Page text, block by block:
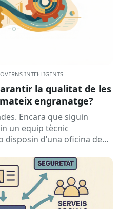
INTEL·LIGENTS
la qualitat de les
engranatge?
Encara que siguin
un equip tècnic
disposin d’una oficina de